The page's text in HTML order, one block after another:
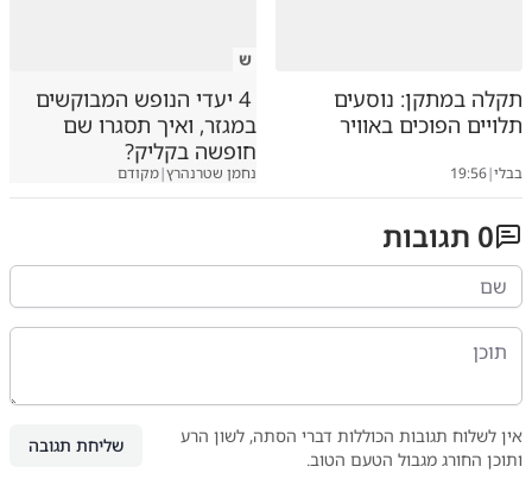
תקלה במתקן: נוסעים
תלויים הפוכים באוויר
בבלי|
19:56
ש
4 יעדי הנופש המבוקשים
במגזר, ואיך תסגרו שם
חופשה בקליק?
נחמן שטרנהרץ|מקודם
0 תגובות
אין לשלוח תגובות הכוללות דברי הסתה, לשון הרע
ותוכן החורג מגבול הטעם הטוב.
שליחת תגובה